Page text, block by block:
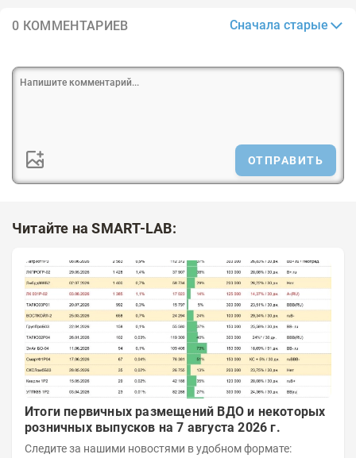
0 КОММЕНТАРИЕВ Сначала старые
ОТПРАВИТЬ
Читайте на SMART-LAB:
Итоги первичных размещений ВДО и некоторых
розничных выпусков на 7 августа 2026 г.
Следите за нашими новостями в удобном формате: